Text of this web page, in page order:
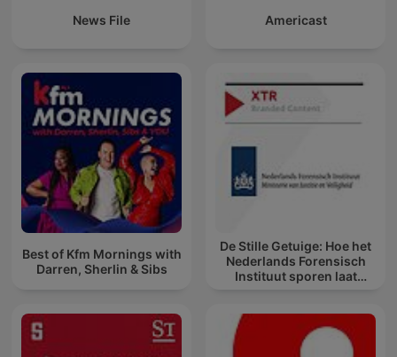
News File Americast
Best of Kfm Mornings with
Darren, Sherlin & Sibs
De Stille Getuige: Hoe het
Nederlands Forensisch
Instituut sporen laat